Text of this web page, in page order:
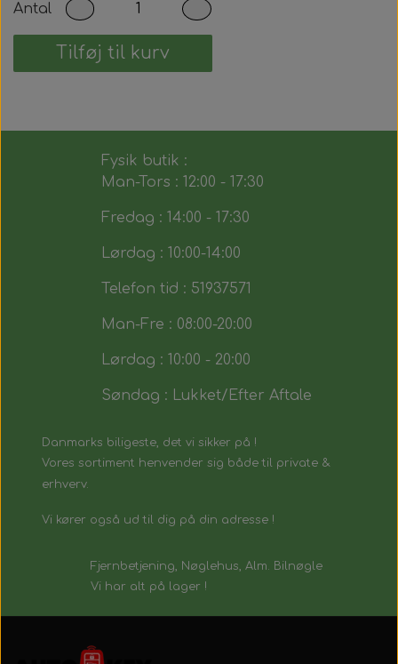
Antal
Tilføj til kurv
Fysik butik :
Man-Tors : 12:00 - 17:30
Fredag : 14:00 - 17:30
Lørdag : 10:00-14:00
Telefon tid : 51937571
Man-Fre : 08:00-20:00
Lørdag : 10:00 - 20:00
Søndag : Lukket/Efter Aftale
Danmarks biligeste, det vi sikker på !
Vores sortiment henvender sig både til private &
erhverv.
Vi kører også ud til dig på din adresse !
Fjernbetjening, Nøglehus, Alm. Bilnøgle
Vi har alt på lager !